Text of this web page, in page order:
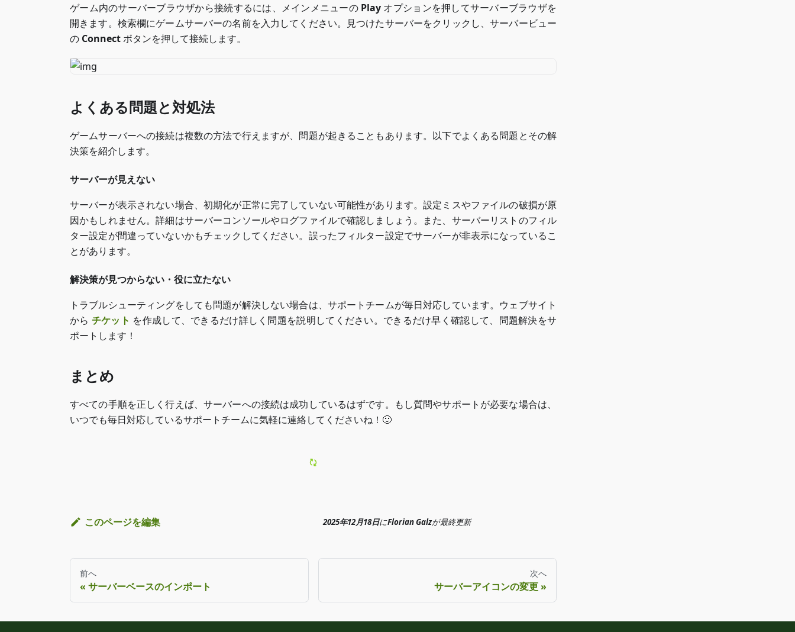
ゲーム内のサーバーブラウザから接続するには、メインメニューの Play オプションを押してサーバーブラウザを
開きます。検索欄にゲームサーバーの名前を入力してください。見つけたサーバーをクリックし、サーバービュー
の Connectボタンを押して接続します。
よくある問題と対処法
ゲームサーバーへの接続は複数の方法で行えますが、問題が起きることもあります。以下でよくある問題とその解
決策を紹介します。
サーバーが見えない
サーバーが表示されない場合、初期化が正常に完了していない可能性があります。設定ミスやファイルの破損が原
因かもしれません。詳細はサーバーコンソールやログファイルで確認しましょう。また、サーバーリストのフィル
ター設定が間違っていないかもチェックしてください。誤ったフィルター設定でサーバーが非表示になっているこ
とがあります。
解決策が見つからない・役に立たない
トラブルシューティングをしても問題が解決しない場合は、サポートチームが毎日対応しています。ウェブサイト
から チケット を作成して、できるだけ詳しく問題を説明してください。できるだけ早く確認して、問題解決をサ
ポートします！
まとめ
すべての手順を正しく行えば、サーバーへの接続は成功しているはずです。もし質問やサポートが必要な場合は、
いつでも毎日対応しているサポートチームに気軽に連絡してくださいね！🙂
このページを編集 2025年12月18日にFlorian Galzが最終更新
前へ
サーバーベースのインポート
次へ
サーバーアイコンの変更